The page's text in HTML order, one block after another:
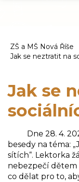
ZŠ a MŠ Nová Říše
Jak se neztratit na
Jak se
Dne 28. 4. 2025
besedy na téma:
sítích“. Lektorka
nebezpečí dětem
co dělat pro to,